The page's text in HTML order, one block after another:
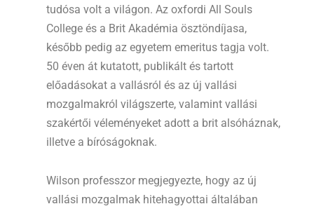
tudósa volt a világon. Az oxfordi All Souls
College és a Brit Akadémia ösztöndíjasa,
később pedig az egyetem emeritus tagja volt.
50 éven át kutatott, publikált és tartott
előadásokat a vallásról és az új vallási
mozgalmakról világszerte, valamint vallási
szakértői véleményeket adott a brit alsóháznak,
illetve a bíróságoknak.
Wilson professzor megjegyezte, hogy az új
vallási mozgalmak hitehagyottai általában